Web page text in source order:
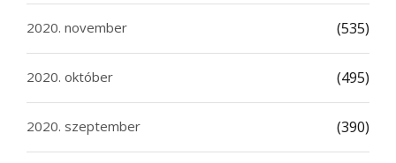
2020. november (535)
2020. október (495)
2020. szeptember (390)